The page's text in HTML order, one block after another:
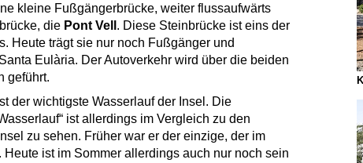
kleine Fußgängerbrücke, weiter flussaufwärts
die Pont Vell . Diese Steinbrücke ist eins der
Heute trägt sie nur noch Fußgänger und
Eulària. Der Autoverkehr wird über die beiden
geführt.
der wichtigste Wasserlauf der Insel. Die
ist allerdings im Vergleich zu den
zu sehen. Früher war er der einzige, der im
Heute ist im Sommer allerdings auch nur noch sein